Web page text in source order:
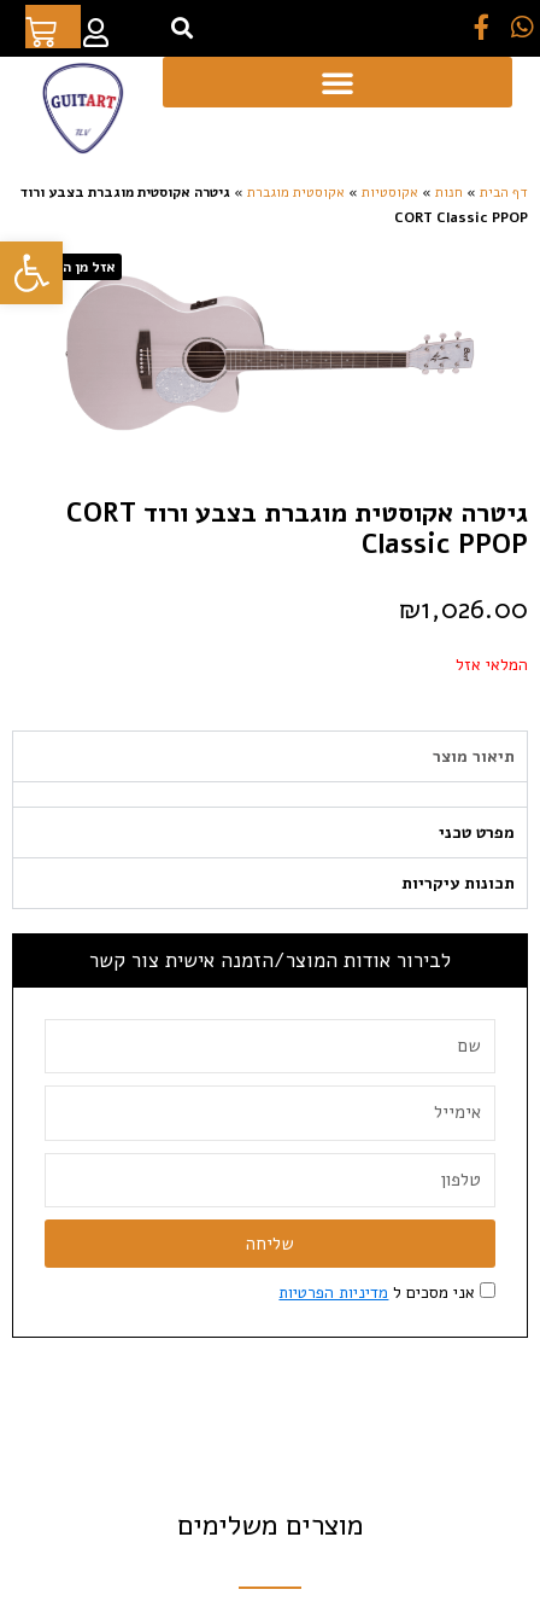
פתח
דף הבית » חנות » אקוסטיות » אקוסטית מוגברת » גיטרה אקוסטית מוגברת בצבע ורוד
CORT Classic PPOP
אזל מן המלאי
גיטרה אקוסטית מוגברת בצבע ורוד CORT
Classic PPOP
₪1,026.00
המלאי אזל
תיאור מוצר
מפרט טכני
תכונות עיקריות
לבירור אודות המוצר/הזמנה אישית צור קשר
אני מסכים ל מדיניות הפרטיות
שליחה
מוצרים משלימים